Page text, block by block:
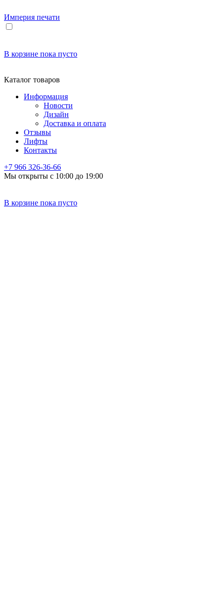
Империя печати
В корзине пока пусто
Каталог товаров
Информация
Новости
Дизайн
Доставка и оплата
Отзывы
Лифты
Контакты
+7 966 326-36-66
Мы открыты с 10:00 до 19:00
В корзине пока пусто